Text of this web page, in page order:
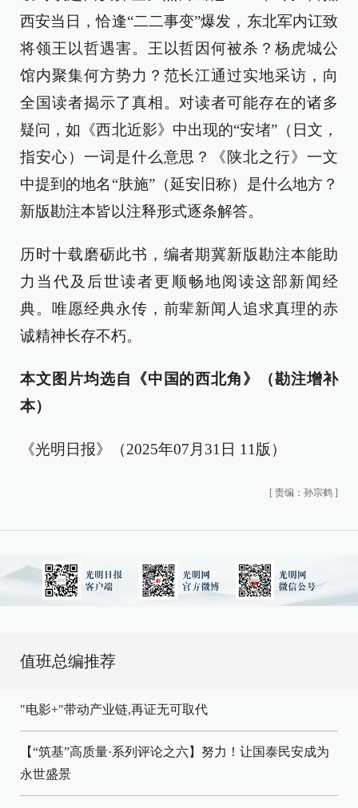
西安当日，恰逢“二二事变”爆发，东北军内讧致
将领王以哲遇害。王以哲因何被杀？杨虎城公
馆内聚集何方势力？范长江通过实地采访，向
全国读者揭示了真相。对读者可能存在的诸多
疑问，如《西北近影》中出现的“安堵”（日文，
指安心）一词是什么意思？《陕北之行》一文
中提到的地名“肤施”（延安旧称）是什么地方？
新版勘注本皆以注释形式逐条解答。
历时十载磨砺此书，编者期冀新版勘注本能助
力当代及后世读者更顺畅地阅读这部新闻经
典。唯愿经典永传，前辈新闻人追求真理的赤
诚精神长存不朽。
本文图片均选自《中国的西北角》（勘注增补
本）
《光明日报》（2025年07月31日 11版）
[ 责编：孙宗鹤 ]
值班总编推荐
"电影+"带动产业链,再证无可取代
【“筑基”高质量·系列评论之六】努力！让国泰民安成为
永世盛景